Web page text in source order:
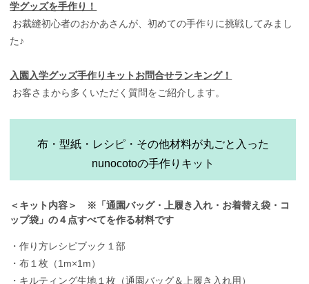
学グッズを手作り！
お裁縫初心者のおかあさんが、初めての手作りに挑戦してみまし
た♪
入園入学グッズ手作りキットお問合せランキング！
お客さまから多くいただく質問をご紹介します。
布・型紙・レシピ・その他材料が丸ごと入った
nunocotoの手作りキット
＜キット内容＞ ※「通園バッグ・上履き入れ・お着替え袋・コ
ップ袋」の４点すべてを作る材料です
・作り方レシピブック１部
・布１枚（1m×1m）
・キルティング生地１枚（通園バッグ＆上履き入れ用）